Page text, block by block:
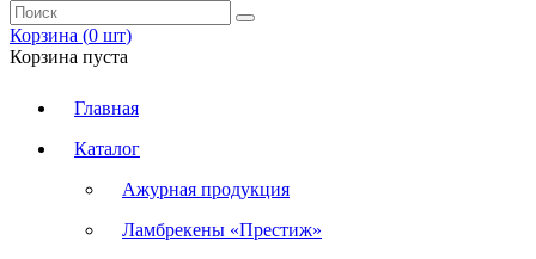
Корзина (0 шт)
Корзина пуста
Главная
Каталог
Ажурная продукция
Ламбрекены «Престиж»